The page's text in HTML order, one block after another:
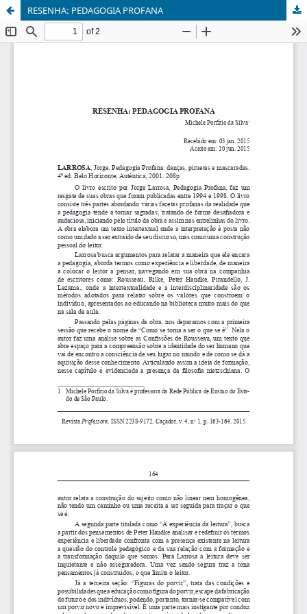
RESENHA: PEDAGOGIA PROFANA